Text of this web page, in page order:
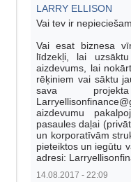
LARRY ELLISON
Vai tev ir
Vai esat biznesa
līdzekļi, lai
aizdevums, lai
rēķiniem vai sāktu
sava
aizdevumu
pasaules daļai
un korporatīvām
pieteiktos un iegūtu
adresi:
14.08.2017 - 22:09